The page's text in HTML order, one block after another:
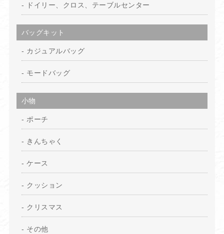
ドイリー、クロス、テーブルセンター
バッグキット
カジュアルバッグ
モードバッグ
小物
ポーチ
きんちゃく
ケース
クッション
クリスマス
その他